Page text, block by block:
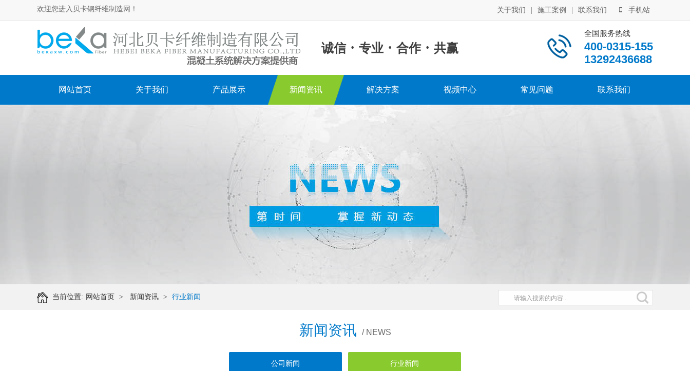
欢迎您进入贝卡钢纤维制造网！ 关于我们 施工案例 联系我们 手机站
诚信 · 专业 · 合作 · 共赢
全国服务热线
400-0315-155
13292436688
网站首页 关于我们 产品展示 新闻资讯 解决方案 视频中心 常见问题 联系我们
当前位置: 网站首页 > 新闻资讯 > 行业新闻
新闻资讯 / NEWS
公司新闻 行业新闻